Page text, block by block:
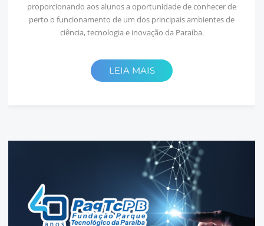
proporcionando aos alunos a oportunidade de conhecer de
perto o funcionamento de um dos principais ambientes de
ciência, tecnologia e inovação da Paraíba.
LEIA MAIS